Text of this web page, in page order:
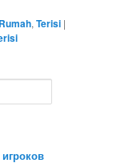
Rumah,Terisi |